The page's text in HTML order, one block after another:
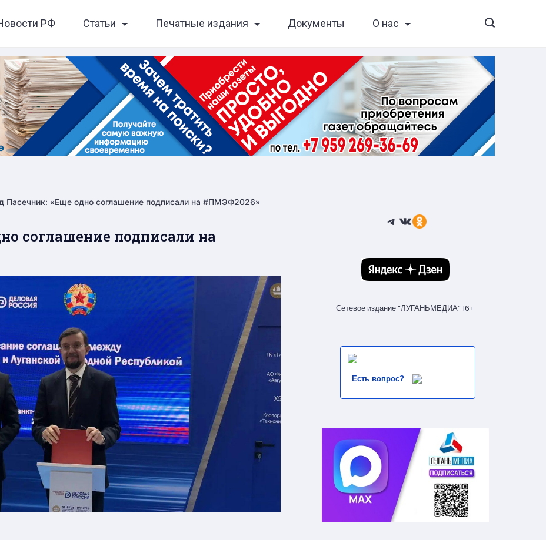
РФ Статьи Печатные издания Документы О нас
Пасечник: «Еще одно соглашение подписали на #ПМЭФ2026»
соглашение подписали на
Telegram
ВКонтакте
Ссылка
Сетевое издание “ЛУГАНЬМЕДИА” 16+
Есть вопрос?